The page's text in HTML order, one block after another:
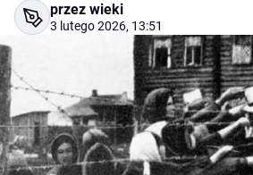
przez wieki
3 lutego 2026, 13:51